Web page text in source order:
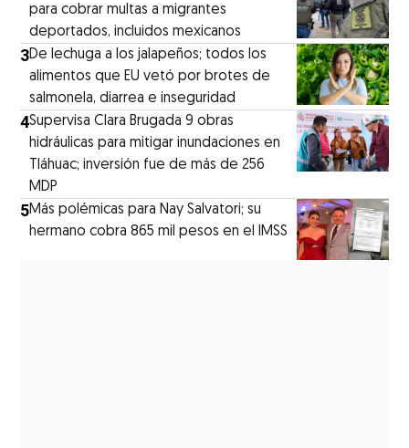
para cobrar multas a migrantes
deportados, incluidos mexicanos
3De lechuga a los jalapeños; todos los
alimentos que EU vetó por brotes de
salmonela, diarrea e inseguridad
4Supervisa Clara Brugada 9 obras
hidráulicas para mitigar inundaciones en
Tláhuac; inversión fue de más de 256
MDP
5Más polémicas para Nay Salvatori; su
hermano cobra 865 mil pesos en el IMSS